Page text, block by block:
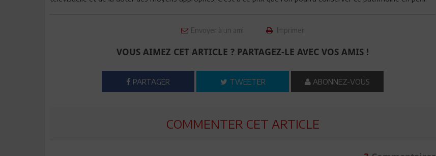
Envoyer à un ami Imprimer
VOUS AIMEZ CET ARTICLE ? PARTAGEZ-LE AVEC VOS AMIS !
PARTAGER TWEETER ABONNEZ-VOUS
COMMENTER CET ARTICLE